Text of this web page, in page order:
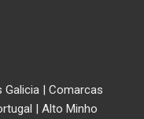
Galicia| Comarcas
| Alto Minho